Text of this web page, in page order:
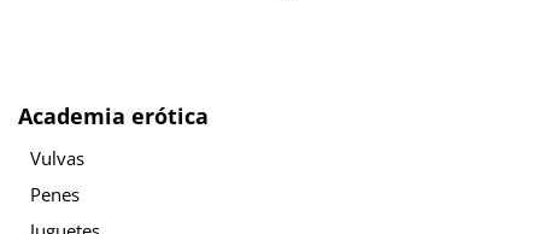
Academia erótica
Vulvas
Penes